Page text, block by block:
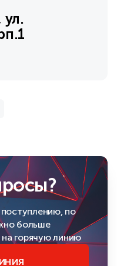
ул.
по
больше
горячую линию